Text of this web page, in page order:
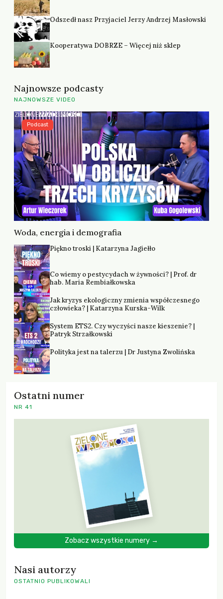
Odszedł nasz Przyjaciel Jerzy Andrzej Masłowski
Kooperatywa DOBRZE – Więcej niż sklep
Najnowsze podcasty
NAJNOWSZE VIDEO
Woda, energia i demografia
Podcast
Piękno troski | Katarzyna Jagiełło
Co wiemy o pestycydach w żywności? | Prof. dr
hab. Maria Rembiałkowska
Jak kryzys ekologiczny zmienia współczesnego
człowieka? | Katarzyna Kurska-Wilk
System ETS2. Czy wyczyści nasze kieszenie? |
Patryk Strzałkowski
Polityka jest na talerzu | Dr Justyna Zwolińska
Ostatni numer
NR 41
Zobacz wszystkie numery →
Nasi autorzy
OSTATNIO PUBLIKOWALI